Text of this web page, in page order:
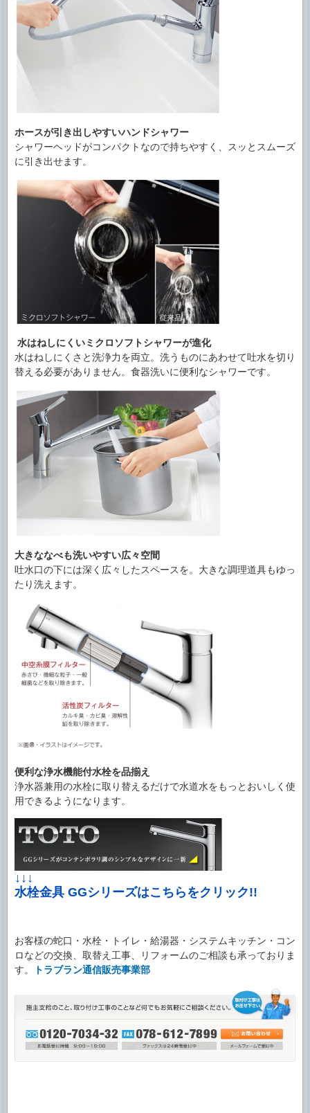
ホースが引き出しやすいハンドシャワー
シャワーヘッドがコンパクトなので持ちやすく、スッとスムーズ
に引き出せます。
水はねしにくいミクロソフトシャワーが進化
水はねしにくさと洗浄力を両立。洗うものにあわせて吐水を切り
替える必要がありません。食器洗いに便利なシャワーです。
大きななべも洗いやすい広々空間
吐水口の下には深く広々したスペースを。大きな調理道具もゆっ
たり洗えます。
便利な浄水機能付水栓を品揃え
浄水器兼用の水栓に取り替えるだけで水道水をもっとおいしく使
用できるようになります。
↓↓↓
水栓金具 GGシリーズはこちらをクリック!!
お客様の蛇口・水栓・トイレ・給湯器・システムキッチン・コン
ロなどの交換、取替え工事、リフォームのご相談も承っておりま
す。
トラブラン通信販売事業部